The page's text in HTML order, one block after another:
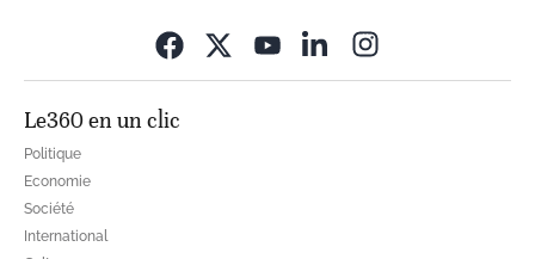
Le360 en un clic
Politique
Economie
Société
International